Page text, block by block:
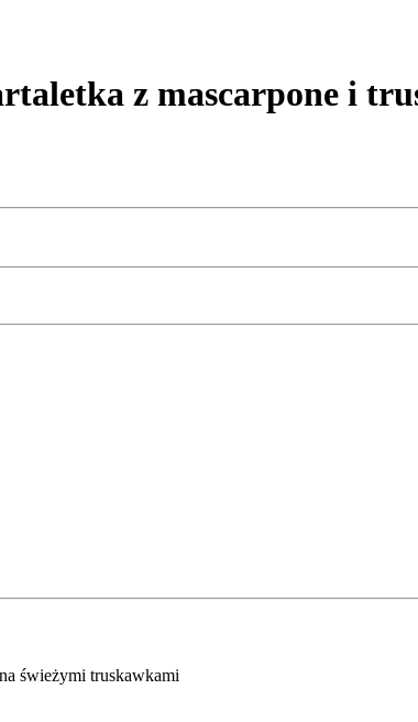
z mascarpone i
świeżymi truskawkami